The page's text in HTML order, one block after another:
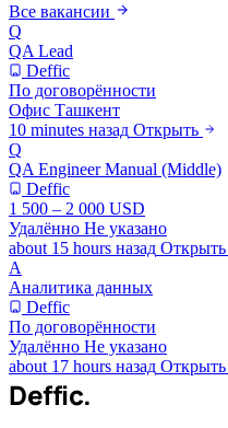
Все вакансии
Q
QA Lead
Deffic
По договорённости
Офис Ташкент
10 minutes назад Открыть
Q
QA Engineer Manual (Middle)
Deffic
1 500 – 2 000 USD
Удалённо Не указано
about 15 hours назад Открыть
А
Аналитика данных
Deffic
По договорённости
Удалённо Не указано
about 17 hours назад Открыть
Deffic.